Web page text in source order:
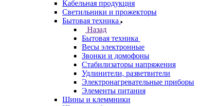
Кабельная продукция
Светильники и прожекторы
Бытовая техника
Назад
Бытовая техника
Весы электронные
Звонки и домофоны
Стабилизаторы напряжения
Удлинители, разветвители
Электронагревательные приборы
Элементы питания
Шины и клеммники